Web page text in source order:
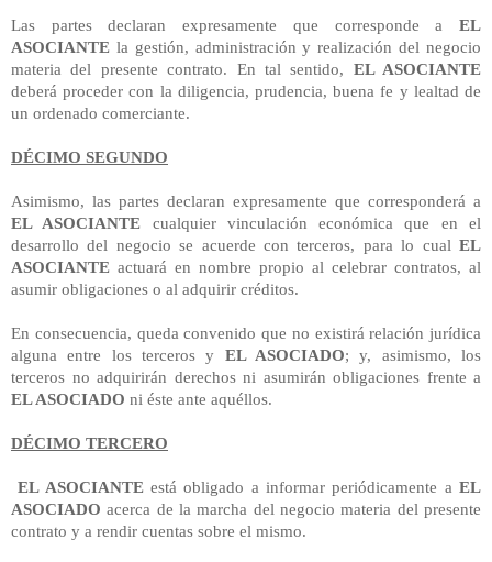
Las partes declaran expresamente que corresponde a EL
ASOCIANTE la gestión, administración y realización del negocio
materia del presente contrato. En tal sentido, EL ASOCIANTE
deberá proceder con la diligencia, prudencia, buena fe y lealtad de
un ordenado comerciante.
DÉCIMO SEGUNDO
Asimismo, las partes declaran expresamente que corresponderá a
EL ASOCIANTE cualquier vinculación económica que en el
desarrollo del negocio se acuerde con terceros, para lo cual EL
ASOCIANTE actuará en nombre propio al celebrar contratos, al
asumir obligaciones o al adquirir créditos.
En consecuencia, queda convenido que no existirá relación jurídica
alguna entre los terceros y EL ASOCIADO; y, asimismo, los
terceros no adquirirán derechos ni asumirán obligaciones frente a
EL ASOCIADO ni éste ante aquéllos.
DÉCIMO TERCERO
EL ASOCIANTEestá obligado a informar periódicamente aEL
ASOCIADO acerca de la marcha del negocio materia del presente
contrato y a rendir cuentas sobre el mismo.